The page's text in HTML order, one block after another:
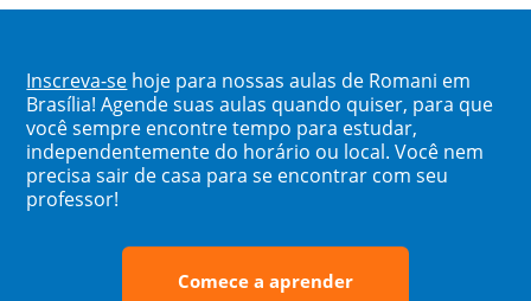
Inscreva-se hoje para nossas aulas de Romani em
Brasília! Agende suas aulas quando quiser, para que
você sempre encontre tempo para estudar,
independentemente do horário ou local. Você nem
precisa sair de casa para se encontrar com seu
professor!
Comece a aprender